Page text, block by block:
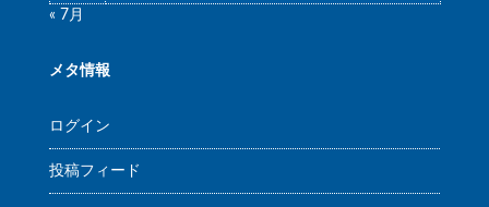
« 7月
メタ情報
ログイン
投稿フィード